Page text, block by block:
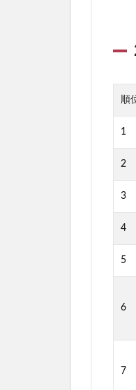
順
1
2
3
4
5
6
7